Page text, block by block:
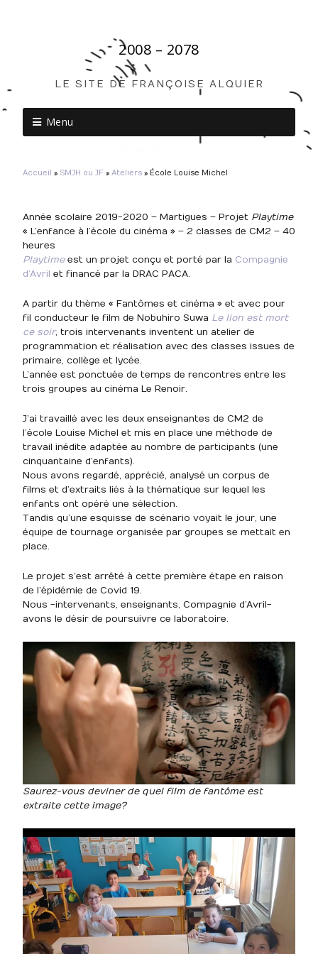
2008 – 2078
LE SITE DE FRANÇOISE ALQUIER
Menu
Accueil » SMJH ou JF » Ateliers » École Louise Michel
Année scolaire 2019-2020 – Martigues – Projet Playtime
« L’enfance à l’école du cinéma » – 2 classes de CM2 – 40
heures
Playtimeest un projet conçu et porté par la Compagnie
d’Avril et financé par la DRAC PACA.
A partir du thème « Fantômes et cinéma » et avec pour
fil conducteur le film de Nobuhiro Suwa Le lion est mort
ce soir, trois intervenants inventent un atelier de
programmation et réalisation avec des classes issues de
primaire, collège et lycée.
L’année est ponctuée de temps de rencontres entre les
trois groupes au cinéma Le Renoir.
J’ai travaillé avec les deux enseignantes de CM2 de
l’école Louise Michel et mis en place une méthode de
travail inédite adaptée au nombre de participants (une
cinquantaine d’enfants).
Nous avons regardé, apprécié, analysé un corpus de
films et d’extraits liés à la thématique sur lequel les
enfants ont opéré une sélection.
Tandis qu’une esquisse de scénario voyait le jour, une
équipe de tournage organisée par groupes se mettait en
place.
Le projet s’est arrêté à cette première étape en raison
de l’épidémie de Covid 19.
Nous -intervenants, enseignants, Compagnie d’Avril-
avons le désir de poursuivre ce laboratoire.
Saurez-vous deviner de quel film de fantôme est
extraite cette image?